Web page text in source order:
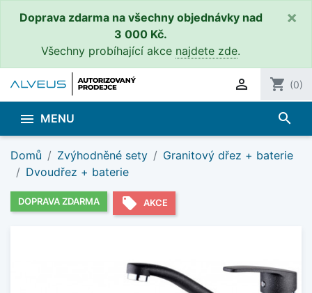
Doprava zdarma na všechny objednávky nad
3 000 Kč.
Všechny probíhající akce najdete zde.
×
 shopping_cart (0)
 MENU search
Domů Zvýhodněné sety
Granitový dřez + baterie
Dvoudřez + baterie
DOPRAVA ZDARMA local_offer AKCE